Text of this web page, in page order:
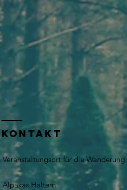
KONTAKT
Veranstaltungsort für die Wanderung:
Alpakas Haltern